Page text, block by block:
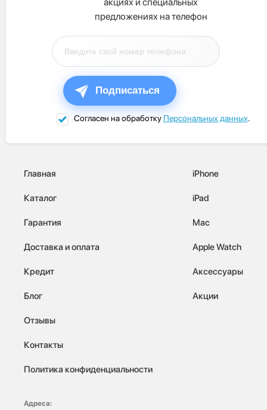
предложениях на телефон
Подписаться
Согласен на обработку Персональных данных.
Главная
Каталог
Гарантия
Доставка и оплата
Кредит
Блог
Отзывы
Контакты
Политика конфиденциальности
iPhone
iPad
Mac
Apple Watch
Аксессуары
Акции
Адреса: